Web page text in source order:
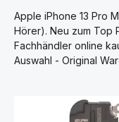
Apple iPhone 13 Pro
Hörer). Neu zum Top
Fachhändler online
Auswahl - Original
Bildergalerie